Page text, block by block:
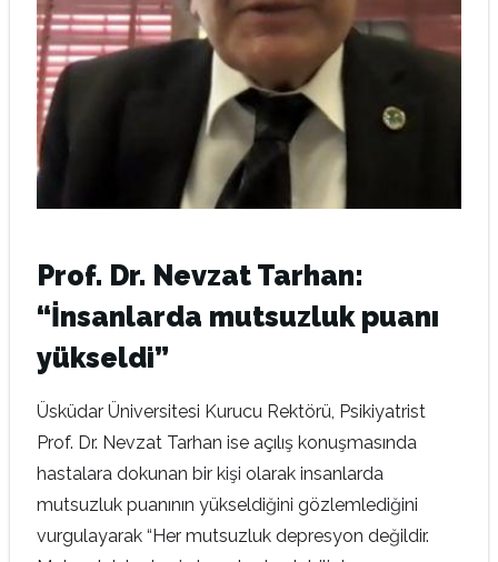
Prof. Dr. Nevzat Tarhan:
“İnsanlarda mutsuzluk puanı
yükseldi”
Üsküdar Üniversitesi Kurucu Rektörü, Psikiyatrist
Prof. Dr. Nevzat Tarhan ise açılış konuşmasında
hastalara dokunan bir kişi olarak insanlarda
mutsuzluk puanının yükseldiğini gözlemlediğini
vurgulayarak “Her mutsuzluk depresyon değildir.